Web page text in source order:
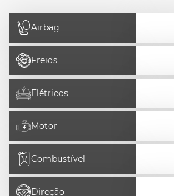
Airbag
Freios
Elétricos
Motor
Combustível
Direção